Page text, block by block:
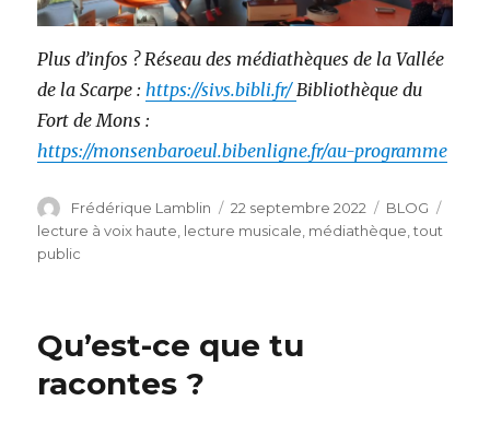
Plus d’infos ? Réseau des médiathèques de la Vallée
de la Scarpe : https://sivs.bibli.fr/ Bibliothèque du
Fort de Mons :
https://monsenbaroeul.bibenligne.fr/au-programme
Auteur
Frédérique Lamblin
Publié
le
22 septembre 2022 Catégories
BLOG
lecture à voix haute lecture musicale médiathèque ,tout
public
Qu’est-ce que tu
racontes ?